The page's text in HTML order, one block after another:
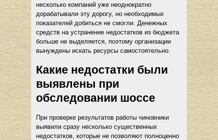
несколько компаний уже неоднократно
дорабатывали эту дорогу, но необходимых
показателей добиться не смогли. Денежных
средств на устранение недостатков из бюджета
больше не выделяется, поэтому организации
вынуждены искать ресурсы самостоятельно.
Какие недостатки были
выявлены при
обследовании шоссе
При проверке результатов работы чиновники
выявили сразу несколько существенных
недостатков, которые не позволяют полноценно